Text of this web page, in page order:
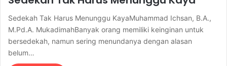
Sedekah Tak Harus Menunggu KayaMuhammad Ichsan, B.A.,
M.Pd.A. MukadimahBanyak orang memiliki keinginan untuk
bersedekah, namun sering menundanya dengan alasan
belum…